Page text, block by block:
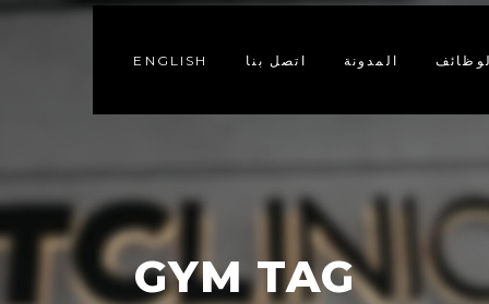
ENGLISH اتصل بنا المدونة
GYM TAG